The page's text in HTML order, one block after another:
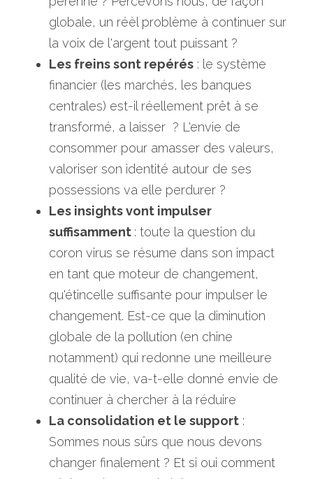
globale, un réèl problème à continuer sur
la voix de l'argent tout puissant ?
Les freins sont repérés : le système
financier (les marchés, les banques
centrales) est-il réellement prêt à se
transformé, a laisser  ? L'envie de
consommer pour amasser des valeurs,
valoriser son identité autour de ses
possessions va elle perdurer ?
Les insights vont impulser
suffisamment : toute la question du
coron virus se résume dans son impact
en tant que moteur de changement,
qu'étincelle suffisante pour impulser le
changement. Est-ce que la diminution
globale de la pollution (en chine
notamment) qui redonne une meilleure
qualité de vie, va-t-elle donné envie de
continuer à chercher à la réduire
La consolidation et le support :
Sommes nous sûrs que nous devons
changer finalement ? Et si oui comment